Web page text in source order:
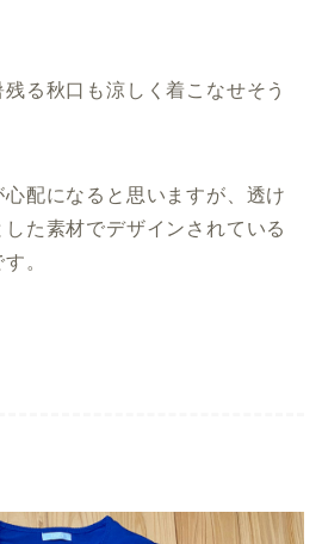
る秋口も涼しく着こなせそう
配になると思いますが、透け
た素材でデザインされている
。